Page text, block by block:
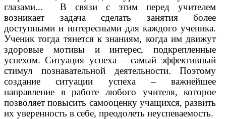
глазами... В связи с этим перед учителем
возникает задача сделать занятия более
доступными и интересными для каждого ученика.
Ученик тогда тянется к знаниям, когда им движут
здоровые мотивы и интерес, подкрепленные
успехом. Ситуация успеха – самый эффективный
стимул познавательной деятельности. Поэтому
создание ситуации успеха – важнейшее
направление в работе любого учителя, которое
позволяет повысить самооценку учащихся, развить
их уверенность в себе, преодолеть неуспеваемость.